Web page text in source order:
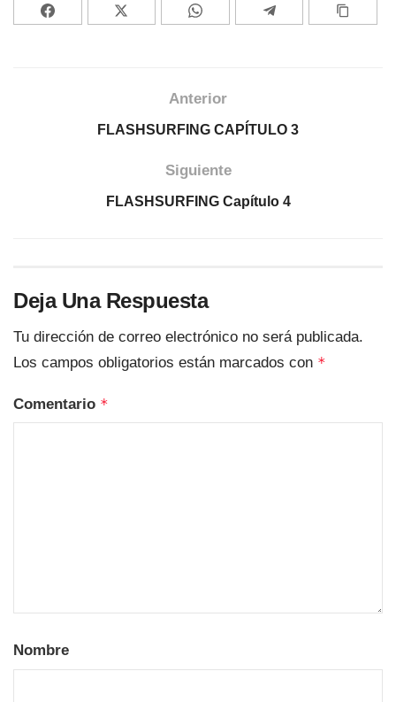
Anterior
FLASHSURFING CAPÍTULO 3
Siguiente
FLASHSURFING Capítulo 4
Deja Una Respuesta
Tu dirección de correo electrónico no será publicada.
Los campos obligatorios están marcados con *
Comentario *
Nombre